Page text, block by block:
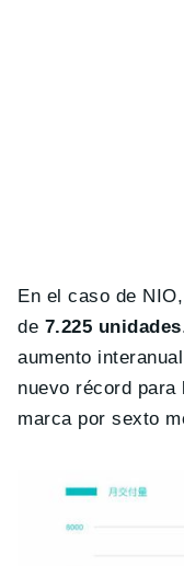
En el caso de
de 7.225 unidades
aumento
nuevo récord
marca por sexto